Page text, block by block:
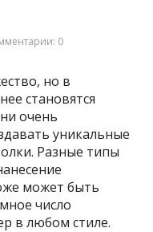
0
но в
становятся
очень
уникальные
Разные типы
может быть
число
в любом стиле.